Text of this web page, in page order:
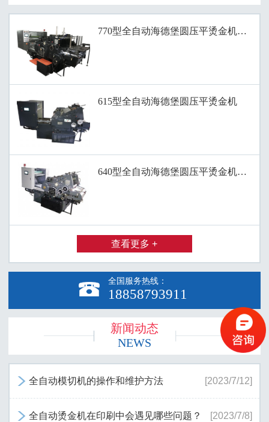
770型全自动海德堡圆压平烫金机、滚筒
615型全自动海德堡圆压平烫金机
640型全自动海德堡圆压平烫金机、全自
查看更多 +
 全国服务热线：
18858793911
新闻动态
NEWS
 [2023/7/12]
全自动模切机的操作和维护方法
 [2023/7/8]
全自动烫金机在印刷中会遇见哪些问题？